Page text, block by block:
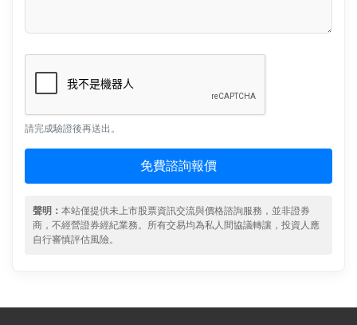
請完成驗證後再送出。
免費諮詢報價
聲明： 本站僅提供未上市股票資訊交流與價格諮詢服務，並非證券
商，不經營證券經紀業務。所有交易均為私人間協議轉讓，投資人應
自行審慎評估風險。